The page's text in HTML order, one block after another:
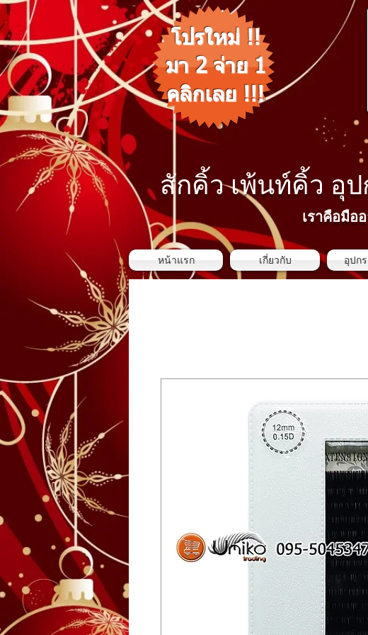
สักคิ้ว เพ้นท์คิ้ว​ อุ
เราคือมือ
โปรใหม่ !!
มา 2 จ่าย 1
คลิกเลย !!!
หน้าแรก เกี่ยวกับ อุปก